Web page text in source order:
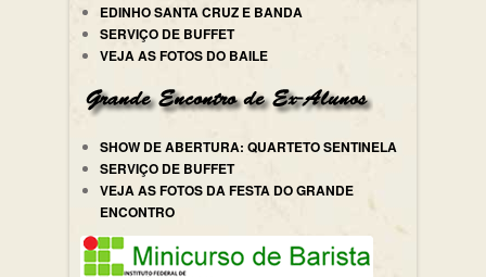
EDINHO SANTA CRUZ E BANDA
SERVIÇO DE BUFFET
VEJA AS FOTOS DO BAILE
SHOW DE ABERTURA: QUARTETO SENTINELA
SERVIÇO DE BUFFET
VEJA AS FOTOS DA FESTA DO GRANDE
ENCONTRO